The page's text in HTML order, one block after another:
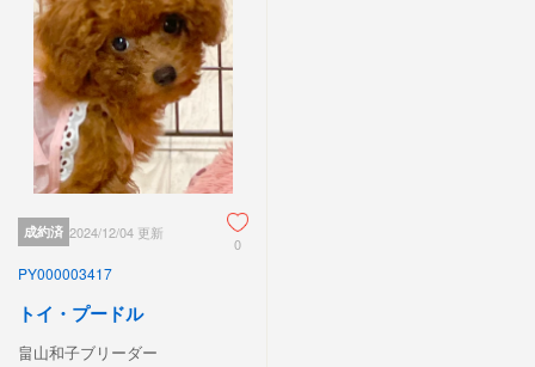
成約済 2024/12/04 更新
0
PY000003417
トイ・プードル
畠山和子ブリーダー